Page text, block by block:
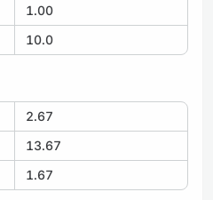
1.00
10.0
2.67
13.67
1.67